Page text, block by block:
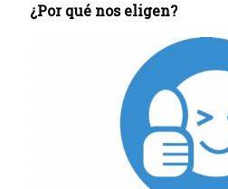
¿Por qué nos eligen?